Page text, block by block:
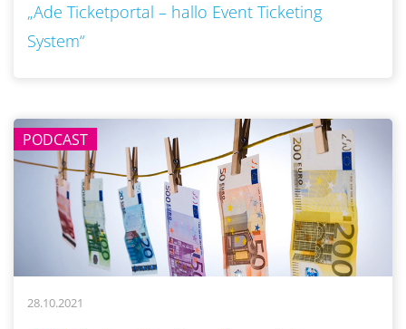
„Ade Ticketportal – hallo Event Ticketing
System“
PODCAST
28.10.2021